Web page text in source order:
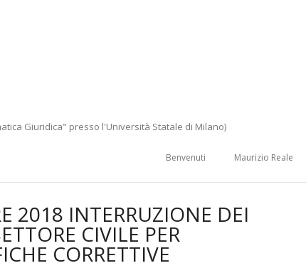
Giuridica" presso l'Università Statale di Milano)
Benvenuti Maurizio Reale
2018 INTERRUZIONE DEI
CIVILE PER
CORRETTIVE